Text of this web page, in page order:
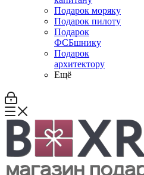
Подарок моряку
Подарок пилоту
Подарок
ФСБшнику
Подарок
архитектору
Ещё